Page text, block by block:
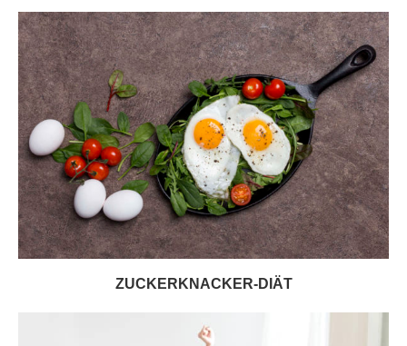
ZUCKERKNACKER-DIÄT